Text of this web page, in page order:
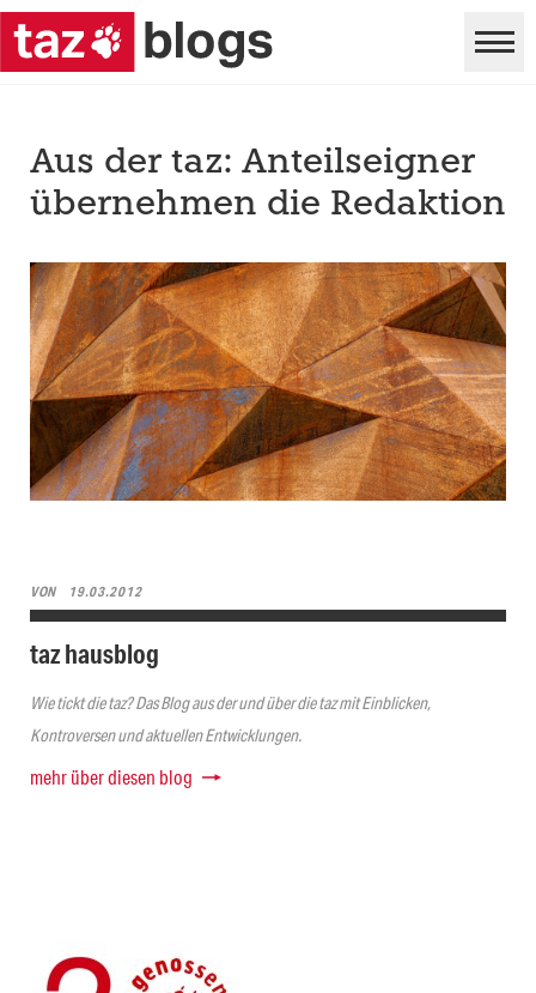
Aus der taz: Anteilseigner
übernehmen die Redaktion
VON 19.03.2012
taz hausblog
Wie tickt die taz? Das Blog aus der und über die taz mit Einblicken,
Kontroversen und aktuellen Entwicklungen.
mehr über diesen blog